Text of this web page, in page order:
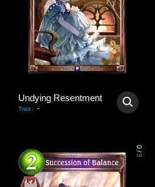
Undying Resentment
Trait : -
0
/
3